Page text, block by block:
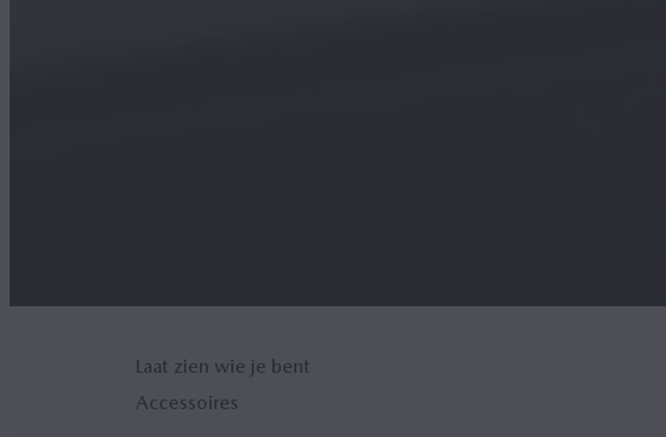
Laat zien wie je bent
Accessoires